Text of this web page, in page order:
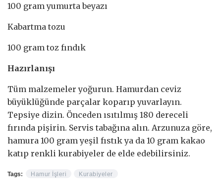
100 gram yumurta beyazı
Kabartma tozu
100 gram toz fındık
Hazırlanışı
Tüm malzemeler yoğurun. Hamurdan ceviz
büyüklüğünde parçalar koparıp yuvarlayın.
Tepsiye dizin. Önceden ısıtılmış 180 dereceli
fırında pişirin. Servis tabağına alın. Arzunuza göre,
hamura 100 gram yeşil fıstık ya da 10 gram kakao
katıp renkli kurabiyeler de elde edebilirsiniz.
Tags: Hamur İşleri Kurabiyeler